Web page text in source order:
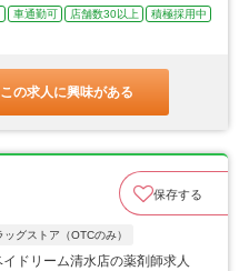
車通勤可 店舗数30以上
積極採用中
この求人に興味がある
保存する
ッグストア（OTCのみ）
ドリーム清水店の薬剤師求人